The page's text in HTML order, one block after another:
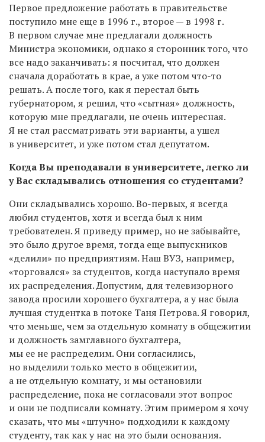
Первое предложение работать в правительстве
поступило мне еще в 1996 г., второе — в 1998 г.
В первом случае мне предлагали должность
Министра экономики, однако я сторонник того, что
все надо заканчивать: я посчитал, что должен
сначала доработать в крае, а уже потом что-то
решать. А после того, как я перестал быть
губернатором, я решил, что «сытная» должность,
которую мне предлагали, не очень интересная.
Я не стал рассматривать эти варианты, а ушел
в университет, и уже потом стал депутатом.
Когда Вы преподавали в университете, легко ли
у Вас складывались отношения со студентами?
Они складывались хорошо. Во-первых, я всегда
любил студентов, хотя и всегда был к ним
требователен. Я приведу пример, но не забывайте,
это было другое время, тогда еще выпускников
«делили» по предприятиям. Наш ВУЗ, например,
«торговался» за студентов, когда наступало время
их распределения. Допустим, для телевизорного
завода просили хорошего бухгалтера, а у нас была
лучшая студентка в потоке Таня Петрова. Я говорил,
что меньше, чем за отдельную комнату в общежитии
и должность замглавного бухгалтера,
мы ее не распределим. Они согласились,
но выделили только место в общежитии,
а не отдельную комнату, и мы остановили
распределение, пока не согласовали этот вопрос
и они не подписали комнату. Этим примером я хочу
сказать, что мы «штучно» подходили к каждому
студенту, так как у нас на это были основания.